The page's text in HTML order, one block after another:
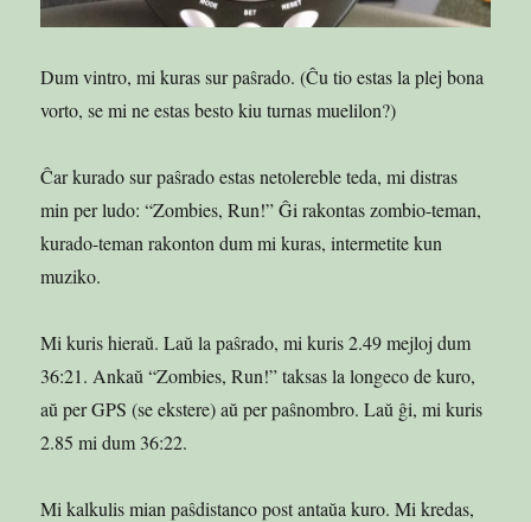
Dum vintro, mi kuras sur paŝrado. (Ĉu tio estas la plej bona
vorto, se mi ne estas besto kiu turnas muelilon?)
Ĉar kurado sur paŝrado estas netolereble teda, mi distras
min per ludo: “Zombies, Run!” Ĝi rakontas zombio-teman,
kurado-teman rakonton dum mi kuras, intermetite kun
muziko.
Mi kuris hieraŭ. Laŭ la paŝrado, mi kuris 2.49 mejloj dum
36:21. Ankaŭ “Zombies, Run!” taksas la longeco de kuro,
aŭ per GPS (se ekstere) aŭ per paŝnombro. Laŭ ĝi, mi kuris
2.85 mi dum 36:22.
Mi kalkulis mian paŝdistanco post antaŭa kuro. Mi kredas,